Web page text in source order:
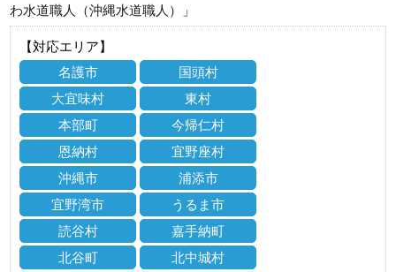
わ水道職人（沖縄水道職人）」
【対応エリア】
名護市
国頭村
大宜味村
東村
本部町
今帰仁村
恩納村
宜野座村
沖縄市
浦添市
宜野湾市
うるま市
読谷村
嘉手納町
北谷町
北中城村